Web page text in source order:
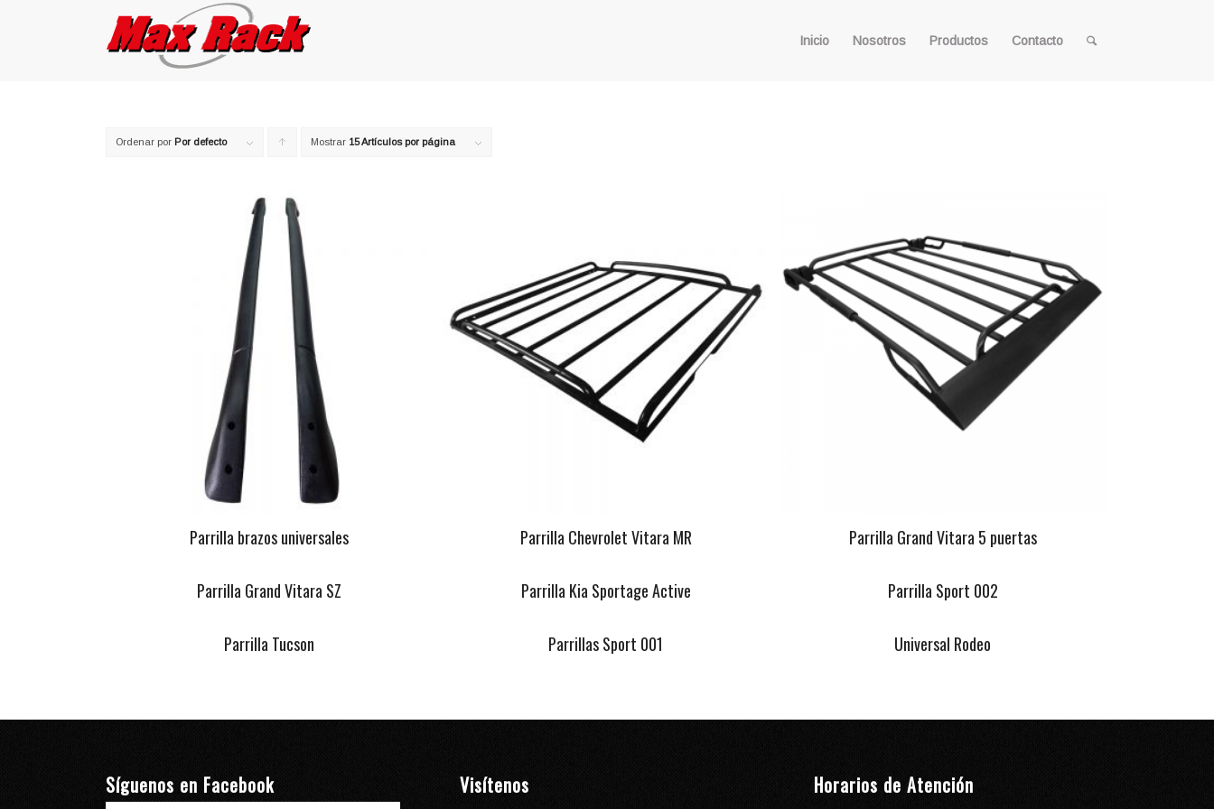
Inicio Nosotros Productos Contacto
Ordenar por Por defecto Pulsa
ordenar
cupones
forma
ascendente
Mostrar 15 Artículos por página
Parrilla brazos universales Parrilla Chevrolet Vitara MR Parrilla Grand Vitara 5 puertas
Parrilla Grand Vitara SZ Parrilla Kia Sportage Active Parrilla Sport 002
Parrilla Tucson Parrillas Sport 001 Universal Rodeo
Síguenos en Facebook Visítenos Horarios de Atención